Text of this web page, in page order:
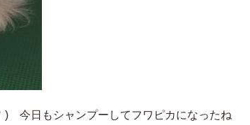
) 今日もシャンプーしてフワピカになったね